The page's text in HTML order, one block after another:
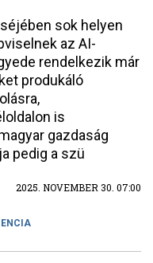
sok helyen
az AI-
rendelkezik már
produkáló
is
gazdaság
pedig a szü
2025. NOVEMBER 30. 07:00